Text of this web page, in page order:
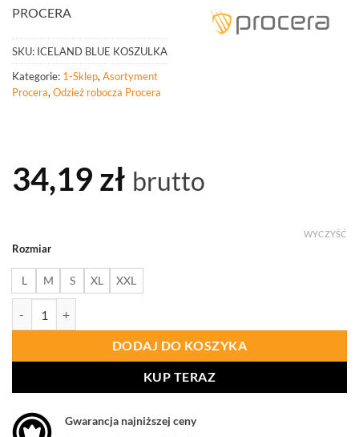
PROCERA
SKU: ICELAND BLUE KOSZULKA
Kategorie: 1-Sklep,Asortyment
Procera,Odzież robocza Procera
34,19 zł brutto
Rozmiar
L M S XL XXL
WYCZYŚĆ
DODAJ DO KOSZYKA
KUP TERAZ
Gwarancja najniższej ceny